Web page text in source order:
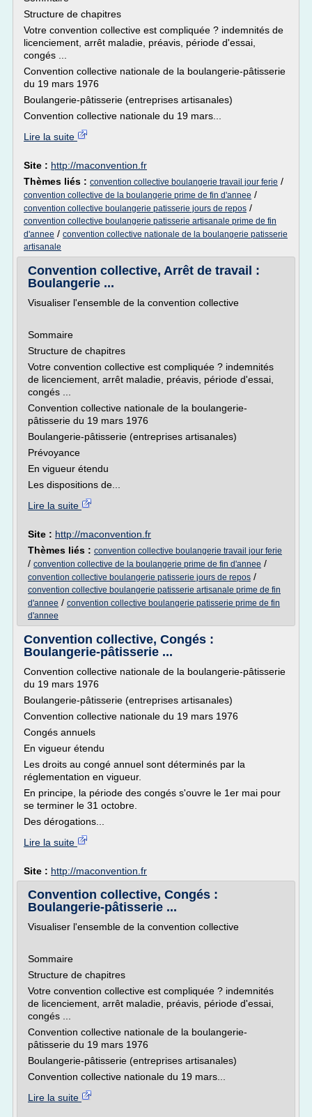
Structure de chapitres
Votre convention collective est compliquée ? indemnités de
licenciement, arrêt maladie, préavis, période d'essai,
congés ...
Convention collective nationale de la boulangerie-pâtisserie
du 19 mars 1976
Boulangerie-pâtisserie (entreprises artisanales)
Convention collective nationale du 19 mars...
Lire la suite
Site : http://maconvention.fr
Thèmes liés : convention collective boulangerie travail jour ferie /
convention collective de la boulangerie prime de fin d'annee /
convention collective boulangerie patisserie jours de repos /
convention collective boulangerie patisserie artisanale prime de fin
d'annee / convention collective nationale de la boulangerie patisserie
artisanale
Convention collective, Arrêt de travail :
Boulangerie ...
Visualiser l'ensemble de la convention collective
Sommaire
Structure de chapitres
Votre convention collective est compliquée ? indemnités
de licenciement, arrêt maladie, préavis, période d'essai,
congés ...
Convention collective nationale de la boulangerie-
pâtisserie du 19 mars 1976
Boulangerie-pâtisserie (entreprises artisanales)
Prévoyance
En vigueur étendu
Les dispositions de...
Lire la suite
Site : http://maconvention.fr
Thèmes liés : convention collective boulangerie travail jour ferie
/ convention collective de la boulangerie prime de fin d'annee /
convention collective boulangerie patisserie jours de repos /
convention collective boulangerie patisserie artisanale prime de fin
d'annee / convention collective boulangerie patisserie prime de fin
d'annee
Convention collective, Congés :
Boulangerie-pâtisserie ...
Convention collective nationale de la boulangerie-pâtisserie
du 19 mars 1976
Boulangerie-pâtisserie (entreprises artisanales)
Convention collective nationale du 19 mars 1976
Congés annuels
En vigueur étendu
Les droits au congé annuel sont déterminés par la
réglementation en vigueur.
En principe, la période des congés s'ouvre le 1er mai pour
se terminer le 31 octobre.
Des dérogations...
Lire la suite
Site : http://maconvention.fr
Convention collective, Congés :
Boulangerie-pâtisserie ...
Visualiser l'ensemble de la convention collective
Sommaire
Structure de chapitres
Votre convention collective est compliquée ? indemnités
de licenciement, arrêt maladie, préavis, période d'essai,
congés ...
Convention collective nationale de la boulangerie-
pâtisserie du 19 mars 1976
Boulangerie-pâtisserie (entreprises artisanales)
Convention collective nationale du 19 mars...
Lire la suite